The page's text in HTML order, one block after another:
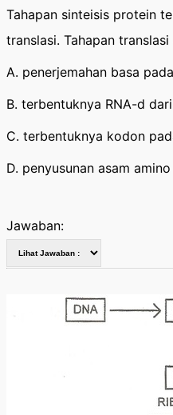
Tahapan sinteisis protein
translasi. Tahapan
A. penerjemahan basa
B. terbentuknya RNA-d
C. terbentuknya kodon
D. penyusunan asam
Jawaban: